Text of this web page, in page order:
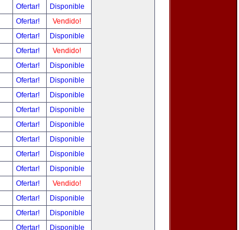
Ofertar!
Disponible
Ofertar!
Vendido!
Ofertar!
Disponible
Ofertar!
Vendido!
Ofertar!
Disponible
Ofertar!
Disponible
Ofertar!
Disponible
Ofertar!
Disponible
Ofertar!
Disponible
Ofertar!
Disponible
Ofertar!
Disponible
Ofertar!
Disponible
Ofertar!
Vendido!
Ofertar!
Disponible
Ofertar!
Disponible
Ofertar!
Disponible